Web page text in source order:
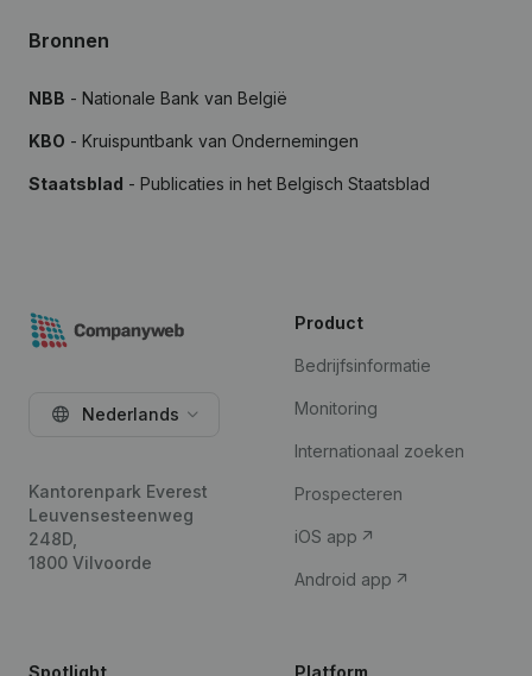
Bronnen
NBB - Nationale Bank van België
KBO - Kruispuntbank van Ondernemingen
Staatsblad - Publicaties in het Belgisch Staatsblad
Nederlands
Kantorenpark Everest
Leuvensesteenweg
248D,
1800 Vilvoorde
Product
Bedrijfsinformatie
Monitoring
Internationaal zoeken
Prospecteren
iOS app
Android app
Spotlight Platform